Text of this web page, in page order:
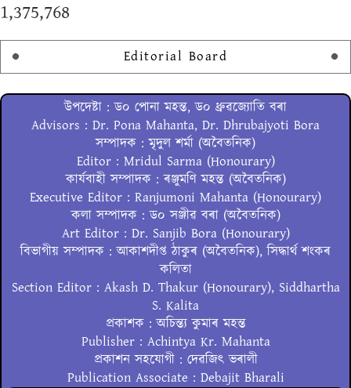
1,375,768
Editorial Board
উপদেষ্টা : ড০ পোনা মহন্ত, ড০ ধ্ৰুৱজ্যোতি বৰা
Advisors : Dr. Pona Mahanta, Dr. Dhrubajyoti Bora
সম্পাদক : মৃদুল শৰ্মা (অবৈতনিক)
Editor : Mridul Sarma (Honourary)
কাৰ্যবাহী সম্পাদক : ৰঞ্জুমণি মহন্ত (অবৈতনিক)
Executive Editor : Ranjumoni Mahanta (Honourary)
কলা সম্পাদক : ড০ সঞ্জীৱ বৰা (অবৈতনিক)
Art Editor : Dr. Sanjib Bora (Honourary)
বিভাগীয় সম্পাদক : আকাশদীপ্ত ঠাকুৰ (অবৈতনিক), সিদ্ধাৰ্থ শংকৰ
কলিতা
Section Editor : Akash D. Thakur (Honourary), Siddhartha
S. Kalita
প্ৰকাশক : অচিন্ত্য কুমাৰ মহন্ত
Publisher : Achintya Kr. Mahanta
প্ৰকাশন সহযোগী : দেৱজিৎ ভৰালী
Publication Associate : Debajit Bharali